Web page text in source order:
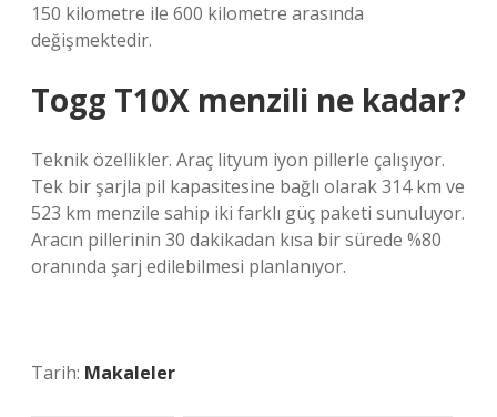
150 kilometre ile 600 kilometre arasında
değişmektedir.
Togg T10X menzili ne kadar?
Teknik özellikler. Araç lityum iyon pillerle çalışıyor.
Tek bir şarjla pil kapasitesine bağlı olarak 314 km ve
523 km menzile sahip iki farklı güç paketi sunuluyor.
Aracın pillerinin 30 dakikadan kısa bir sürede %80
oranında şarj edilebilmesi planlanıyor.
Tarih: Makaleler